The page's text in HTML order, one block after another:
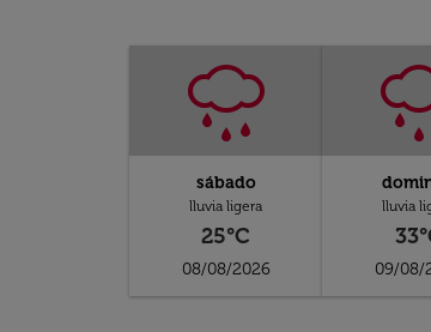
sábado
lluvia ligera
25°C
08/08/2026
lluvia
09/08/